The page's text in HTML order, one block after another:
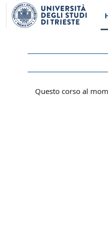
Vai al contenuto principale
Questo corso al